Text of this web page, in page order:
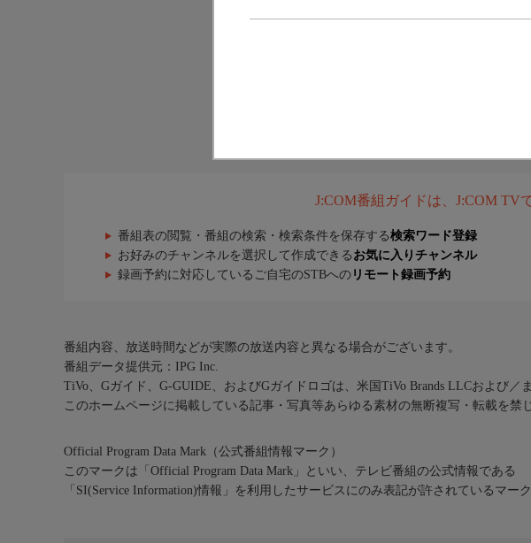
J:COM番組ガイドは、J:COM TV
番組表の閲覧・番組の検索・検索条件を保存する検索ワード登録
お好みのチャンネルを選択して作成できる お気に入りチャンネル
録画予約に対応しているご自宅のSTBへの リモート録画予約
番組内容、放送時間などが実際の放送内容と異なる場合がございます。
番組データ提供元：IPG Inc.
TiVo、Gガイド、G-GUIDE、およびGガイドロゴは、米国TiVo Brands LLCおよび
このホームページに掲載している記事・写真等あらゆる素材の無断複写・転載を禁
Official Program Data Mark（公式番組情報マーク）
このマークは「Official Program Data Mark」といい、テレビ番組の公式情報である
「SI(Service Information)情報」を利用したサービスにのみ表記が許されているマーク